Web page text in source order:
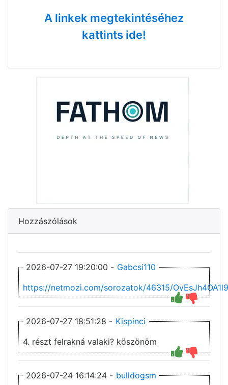
A linkek megtekintéséhez
kattints ide!
Hozzászólások
2026-07-27 19:20:00 - Gabcsi110
https://netmozi.com/sorozatok/46315/
2026-07-27 18:51:28 - Kispinci
4. részt felrakná valaki? köszönöm
2026-07-24 16:14:24 - bulldogsm